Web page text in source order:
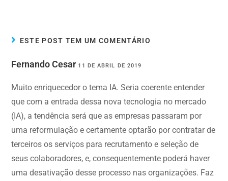
ESTE POST TEM UM COMENTÁRIO
Fernando Cesar 11 DE ABRIL DE 2019
Muito enriquecedor o tema IA. Seria coerente entender
que com a entrada dessa nova tecnologia no mercado
(IA), a tendência será que as empresas passaram por
uma reformulação e certamente optarão por contratar de
terceiros os serviços para recrutamento e seleção de
seus colaboradores, e, consequentemente poderá haver
uma desativação desse processo nas organizações. Faz